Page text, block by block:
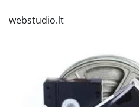
webstudio.lt